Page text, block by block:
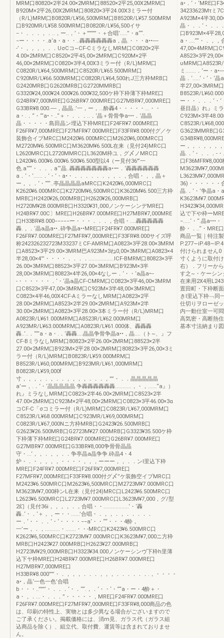
MRM口80820×2半24.00×2MRM口88520×2平25,00X2MRM口
B920M×2平26,00X2MRM口80820×3平24.00X3ミラー付
（R/L)MRM口B0820R/L¥56,500MRM口B8520R/L¥57.500MRM
口B920MR/L¥58.500MRM口B0820R/L¥56,500イサ
−・．．．，．..，ー..，’・＋””””’・＋合唱’.....”・a““.
−ー・・・・.a‘a・a・・..轟轟轟轟轟轟a，晶.・・・a••----
-’・，，，，．．UσCコ~CF-CミラなしMRM口C0820×2平
4.00×2MRM口C8520×2平45,00×2MRM口C920M×2平
46,00×2MRM口C0820×3半4,00X3ミラー付（R/L)MRM口
C0820R/L¥64,500MRM口C8520R/L¥65.500MRM口
C920MR/L¥66.500MRM口C0820R/L¥64,500れJ三方枠MRB口
G2420MRB口G2620MRB口G2720MMRB口
G3320¥24,000¥24.000¥26.000¥32,500ケ枠下枠薄下枠MRE口
G24BR¥7,000MRE口G26BR¥7.000MRE口G27MBR¥7,000MRE口
G33BR¥8.000.----，晶晶..’一，ー，...酔轟4・・・・・...・・
a・.．“・“‘a•・..“＋・．．．..．‘晶＋骨骨争a•••．‘晶晶
晶・・・・・島田晶ン埋込下枠MRE口F24FR¥7.000MRE口
F26FR¥7,000MRE口F27MFR¥7.000MRE口F33FR¥8.000付グ／ケ
装飾合イプMRC口M2420¥6.000MRC口M2620¥6,000MRC口
M2720M¥6.500MRC口M3620M¥6.500L在来（見付24)MRC口
L2620MRC口L2720MMRC口L3620M枠ユ，グ〆ノMRC口
L2420¥6.000¥6.000¥6.500¥6.500型以4（ー見付36"‘一
色.a““‘・．．．a“‘晶..轟轟轟轟轟轟轟a•ー．‘轟轟轟轟轟轟
a．‘・‘......．‘・‘・a•・．．．．．．，，．，合唱・，，晶＋
ー，，．‘・““‘..亭晶晶晶晶aMRC口K2420¥6,000MRC口
K2620¥6.000MRC口K2720M¥6,500MRC口K3620M¥6.500三方枠
MRB口H2420¥26,000MRB口H2620¥26,000MRB口
H2720M¥28.000MRB口H3320¥31,000ノンケーシンデMRE口
H24BR¥7.00C〕MRE口H26BR¥7.000MRE口H27MBR¥7,000MRE
口H33BR¥8.000−−−−−ー・・・．．．，合唱・....轟轟轟轟轟
轟.，．‘晶a晶a••..砕争晶a••MRE口F24FR¥7.000MRE口
F26FR¥7.000MRE口F27MFR¥7,000MRE口F33FR¥8.000サイズ呼
称242326232723M33237ミCF-AMRM口A0823×3平28.00×3MRM
口A8523×3平29.00×3MRM巴A923M×3ね0,00×3MRM口A0823×4
半28,00×4”’・・・・．．．．.................ICF-BMRM口80823×3平
26.00×3MRM口88523×3平27.00×3MRM口B923M×3半
28,00×3MRM口80823×4半26,00×4なしー．‘・・‘a晶a•--
-・・・・・・．‘・‘晶a晶CF-CMRM口C0823×3平46,00×3MRM
口C8523×3平47,00×3MRM口C923M×3半48,00×3MRM口
C0823×4半46,00X4CF-AミラーなしMRM口A0823×2平
28.00×2MRM口A8523×2半29.00×2MRM口A923M×2半
30.00×2MRM口A0823×3平28.00×3本ミラー付（R/L)MRM口
A0823R/L¥61.000MRM口A8523R/L¥62.000MRM口
A923MR/L¥63.000MRM口A0823R/L¥61.000体、轟轟轟
轟..‘..．““‘a・a・.．‘轟轟....晶晶争骨争晶a••，晶....（ト~、』フ
CF-BミラなしMRM口80823×2平26.00×2MRM口88523×2半
27.00×2MRM口B923M×2平28.00×2MRM口80823×3平26,00×3ミ
ラー付（R/L)MRM口B0823R/L¥59.000MRM口
B8523R/L¥60,000MRM口B923MR/L¥61,000MRM口
B0823R/L¥59,000f
寸，，，，．，．．，，，，．．．，””・．．晶晶晶晶晶
a’ー，.．‘・‘晶晶晶晶晶.争轟轟轟轟轟轟...........，・，......“a』）
れ』ミラなしMRM口C0823×2半46.00×2MRM口C8523×2半
47.00×2MRM口C923M×2平48,00×2MRM口C0823×3平46.00×3α
コCF-C「σコミラー付（R/L)MRM口C0823R/L¥67,000MRM口
C8523R/L¥68.000MRM口C923MR/L¥69,000MRM口
C0823R/L¥67,000Nニ方枠MRB口G2423¥26.500MRB口
G2623¥26.500MRB口G2723M¥27.000MRB口G3323¥35.500ケ枠
下枠薄下枠MRE口G24BR¥7.000MRE口G26BR¥7.000MRE口
G27MBR¥7.000MRE口G33BR¥8,000争骨骨晶晶
守・...‘，，．，，．．争亭晶a晶争争.砕晶4・4
炉・．・，，，，・・・・，，，ーーー，，．．ンI里込下枠
MRE口F24FR¥7.000MRE口F26FR¥7,000MRE口
F27MFR¥7,000MRE口F33FR¥8.000付グ〆”ケ装飾空イプMRC口
M2423¥6.500MRC口M2623¥6,500MRC口M2723M¥7.000MRC口
M3623M¥7,000枠ンL在来（見付24)MRC口L2423¥6.500MRC口
L2623¥6.500MRC口L2723M¥7.000MRC口L3623M¥7,000，グ/型
2幻（見付36i，，，，．，合唱・・.................‘・‘轟
轟..‘・．‘＋，，ー・・......’合唱・．，，．，．．．．．
ー．‘・・．．‘・‘・・・・−−a‘・・““・・・4酔，
一’ー，．，..........・.......・・-MRC口K2423¥6.500MRC口
K2623¥6,500MRC口K2723M¥7.000MRC口K3623M¥7,000ニ方枠
MRB口H2423¥27.000MRB口H2623¥27.000MRB口
H2723M¥29,000MRB口H3323¥34.000ノンケーシンヴ下枠h里薄
込下ヤ枠MRE口H24BR¥7.000MRE口H26BR¥7.000MRE口
H27MBR¥7,000MRE口
H33BR¥8.000””’・．，，，．．．，，，．．．．．．.，・・・・
a•，晶‘一色一色’合唱
b・・・..”””‘・．．．‘・．““.，．‘・・‘・““a・ー・4酔＋・
a・，．...・．．．”・・・・・，MRE口F24FR¥7.000MRE口
F26FR¥7.000MRE口F27MFR¥7,000MRE口F33FR¥8,000商品の色
は、印刷の特性上、実物とは多少異なる場合がございますので
ご了承ください。掲載価格には、消m見、ガラス代（ガラス組
込商品を除く）、組立代、取付費、運賃等は含まれておりませ
ん。
a•．‘・‘MRE口
34233623Mτミ
A923M×4半
晶・．．‘・．．
口B923M×4平
a・....““・．，
47,00×4MRM口
A8523×3平
υMRM口
ミ.......．‘ー・
晶．‘.....‘・‘・‘
半27,00×3MRM
B8523R/
ー・・．．．‘・
昼目晶）れ』ミ
C923M×3半
C8523R/
G3623MMRB口
ー，，．，，，
晶.．‘・．．．-
口
36)・・・・・・
晶.．‘・‘争晶a・
込で下や枠ー
−.....‘・‘‘.晶a•••
酔・．..“・MRE
商品一覧｜特注
付けられません0
寸くように取付
右）．フリーか
す之~・ケーシン
在来用2X4用
置田町・下枠断
きI里込下枠﹁同
仕切りヲローゼ
内一動仕室一可
高気密・高断熱
基本寸法納まり